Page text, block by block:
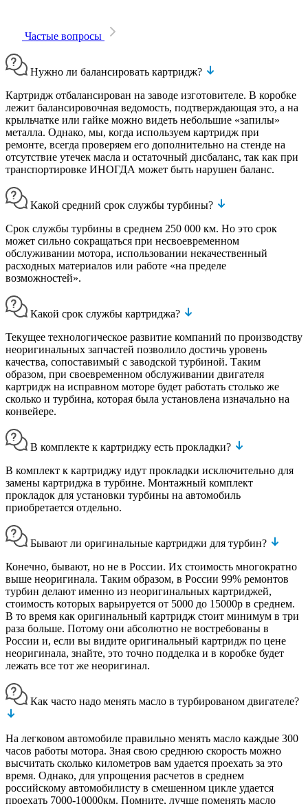
Частые вопросы
Нужно ли балансировать картридж?
Картридж отбалансирован на заводе изготовителе. В коробке
лежит балансировочная ведомость, подтверждающая это, а на
крыльчатке или гайке можно видеть небольшие «запилы»
металла. Однако, мы, когда используем картридж при
ремонте, всегда проверяем его дополнительно на стенде на
отсутствие утечек масла и остаточный дисбаланс, так как при
транспортировке ИНОГДА может быть нарушен баланс.
Какой средний срок службы турбины?
Срок службы турбины в среднем 250 000 км. Но это срок
может сильно сокращаться при несвоевременном
обслуживании мотора, использовании некачественный
расходных материалов или работе «на пределе
возможностей».
Какой срок службы картриджа?
Текущее технологическое развитие компаний по производству
неоригинальных запчастей позволило достичь уровень
качества, сопоставимый с заводской турбиной. Таким
образом, при своевременном обслуживании двигателя
картридж на исправном моторе будет работать столько же
сколько и турбина, которая была установлена изначально на
конвейере.
В комплекте к картриджу есть прокладки?
В комплект к картриджу идут прокладки исключительно для
замены картриджа в турбине. Монтажный комплект
прокладок для установки турбины на автомобиль
приобретается отдельно.
Бывают ли оригинальные картриджи для турбин?
Конечно, бывают, но не в России. Их стоимость многократно
выше неоригинала. Таким образом, в России 99% ремонтов
турбин делают именно из неоригинальных картриджей,
стоимость которых варьируется от 5000 до 15000р в среднем.
В то время как оригинальный картридж стоит минимум в три
раза больше. Потому они абсолютно не востребованы в
России и, если вы видите оригинальный картридж по цене
неоригинала, знайте, это точно подделка и в коробке будет
лежать все тот же неоригинал.
Как часто надо менять масло в турбированом двигателе?
На легковом автомобиле правильно менять масло каждые 300
часов работы мотора. Зная свою среднюю скорость можно
высчитать сколько километров вам удается проехать за это
время. Однако, для упрощения расчетов в среднем
российскому автомобилисту в смешенном цикле удается
проехать 7000-10000км. Помните, лучше поменять масло